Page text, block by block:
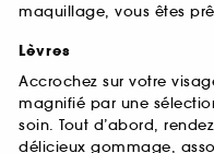
maquillage, vous êtes
Lèvres
Accrochez sur votre
magnifié par une
soin. Tout d’abord,
délicieux gommage,